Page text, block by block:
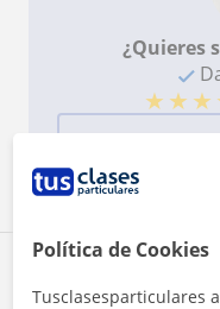
¿Quieres
★ ★ ★
Zona de
Política de Cookies
Tusclasesparticulares